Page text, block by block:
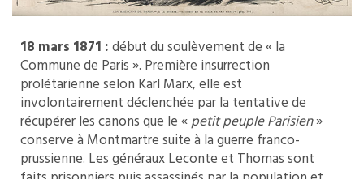
18 mars 1871 :début du soulèvement de « la
Commune de Paris ». Première insurrection
prolétarienne selon Karl Marx, elle est
involontairement déclenchée par la tentative de
récupérer les canons que le «petit peuple Parisien»
conserve à Montmartre suite à la guerre franco-
prussienne. Les généraux Leconte et Thomas sont